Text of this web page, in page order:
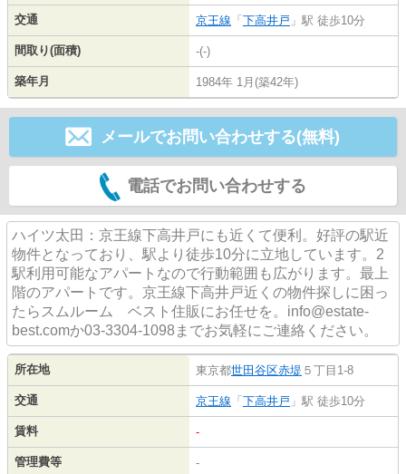
交通 京王線 「 下高井戸 」駅 徒歩10分
間取り(面積) -(-)
築年月 1984年 1月(築42年)
メールでお問い合わせする(無料)
電話でお問い合わせする
ハイツ太田：京王線下高井戸にも近くて便利。好評の駅近
物件となっており、駅より徒歩10分に立地しています。2
駅利用可能なアパートなので行動範囲も広がります。最上
階のアパートです。京王線下高井戸近くの物件探しに困っ
たらスムルーム ベスト住販にお任せを。info@estate-
best.comか03-3304-1098までお気軽にご連絡ください。
所在地 東京都世田谷区赤堤 ５丁目1-8
交通 京王線 「 下高井戸 」駅 徒歩10分
賃料 -
管理費等 -